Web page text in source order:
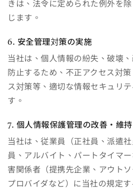
きは、法令に定められた例外を
じます。
6. 安全管理対策の実施
当社は、個人情報の紛失、破壊
防止するため、不正アクセス対
ス対策等、適切な情報セキュリ
す。
7. 個人情報保護管理の改善・維持
当社は、従業員（正社員、派遣
員、アルバイト、パートタイマ
害関係者（提携先企業、アウト
プロバイダなど）に当社の規定